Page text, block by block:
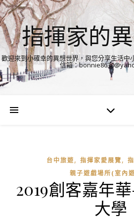
指揮家的
歡迎來到小確幸的異想世界，與您分享生活中
信箱：
台中旅遊, 指揮家愛展覽,
親子遊戲場所(室內
2019創客嘉年
大學